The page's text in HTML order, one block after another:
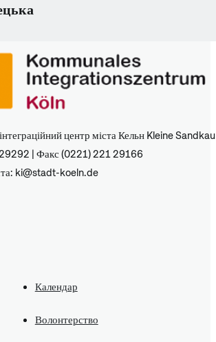
центр міста Кельн Kleine
| Факс (0221) 221 29166
ki@stadt-koeln.de
Календар
Волонтерство